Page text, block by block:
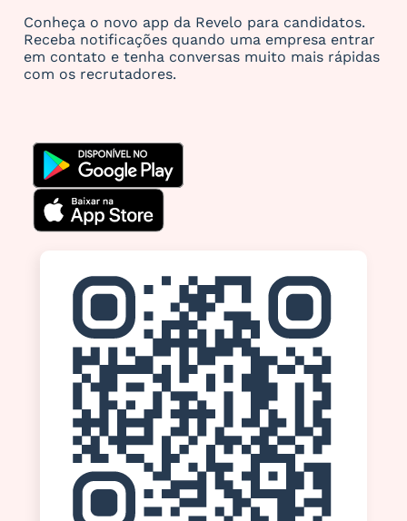
Conheça o novo app da Revelo para candidatos.
Receba notificações quando uma empresa entrar
em contato e tenha conversas muito mais rápidas
com os recrutadores.